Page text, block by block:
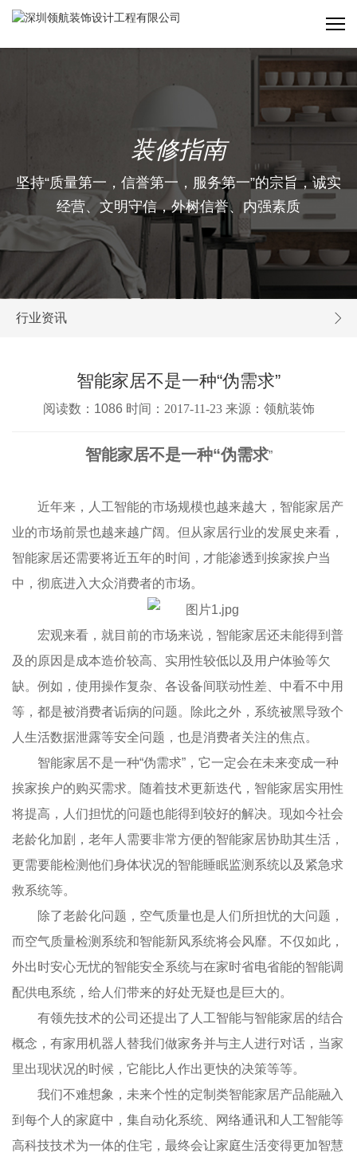
装修指南
坚持“质量第一，信誉第一，服务第一”的宗旨，诚实
经营、文明守信，外树信誉、内强素质
行业资讯
智能家居不是一种“伪需求”
阅读数：1086 时间： 2017-11-23来源：领航装饰
智能家居不是一种“伪需求”
近年来，人工智能的市场规模也越来越大，智能家居产
业的市场前景也越来越广阔。但从家居行业的发展史来看，
智能家居还需要将近五年的时间，才能渗透到挨家挨户当
中，彻底进入大众消费者的市场。
宏观来看，就目前的市场来说，智能家居还未能得到普
及的原因是成本造价较高、实用性较低以及用户体验等欠
缺。例如，使用操作复杂、各设备间联动性差、中看不中用
等，都是被消费者诟病的问题。除此之外，系统被黑导致个
人生活数据泄露等安全问题，也是消费者关注的焦点。
智能家居不是一种“伪需求”，它一定会在未来变成一种
挨家挨户的购买需求。随着技术更新迭代，智能家居实用性
将提高，人们担忧的问题也能得到较好的解决。现如今社会
老龄化加剧，老年人需要非常方便的智能家居协助其生活，
更需要能检测他们身体状况的智能睡眠监测系统以及紧急求
救系统等。
除了老龄化问题，空气质量也是人们所担忧的大问题，
而空气质量检测系统和智能新风系统将会风靡。不仅如此，
外出时安心无忧的智能安全系统与在家时省电省能的智能调
配供电系统，给人们带来的好处无疑也是巨大的。
有领先技术的公司还提出了人工智能与智能家居的结合
概念，有家用机器人替我们做家务并与主人进行对话，当家
里出现状况的时候，它能比人作出更快的决策等等。
我们不难想象，未来个性的定制类智能家居产品能融入
到每个人的家庭中，集自动化系统、网络通讯和人工智能等
高科技技术为一体的住宅，最终会让家庭生活变得更加智慧